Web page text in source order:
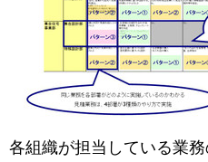
各組織が担当している業